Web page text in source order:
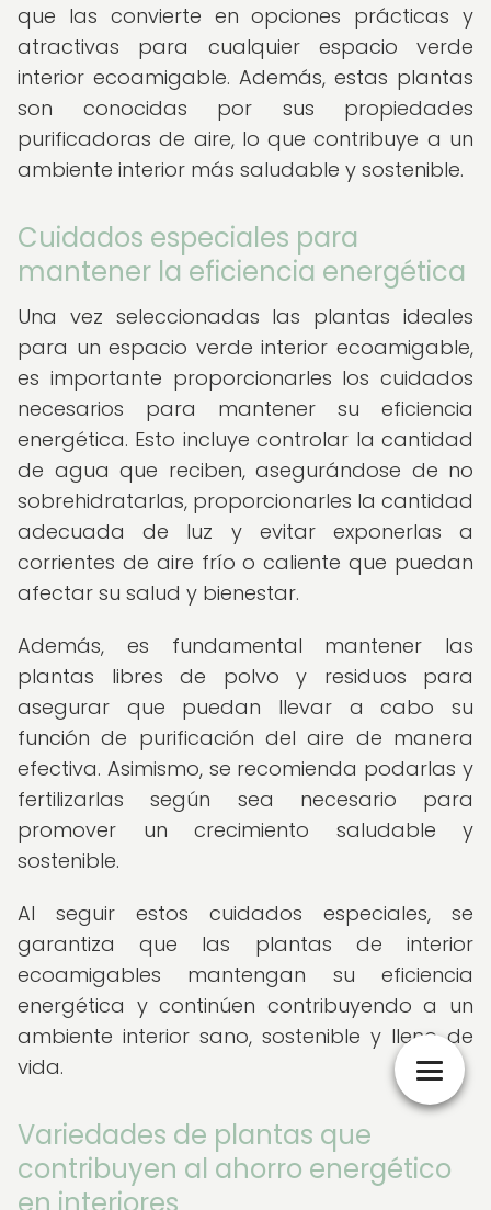
que las convierte en opciones prácticas y
atractivas para cualquier espacio verde
interior ecoamigable. Además, estas plantas
son conocidas por sus propiedades
purificadoras de aire, lo que contribuye a un
ambiente interior más saludable y sostenible.
Cuidados especiales para
mantener la eficiencia energética
Una vez seleccionadas las plantas ideales
para un espacio verde interior ecoamigable,
es importante proporcionarles los cuidados
necesarios para mantener su eficiencia
energética. Esto incluye controlar la cantidad
de agua que reciben, asegurándose de no
sobrehidratarlas, proporcionarles la cantidad
adecuada de luz y evitar exponerlas a
corrientes de aire frío o caliente que puedan
afectar su salud y bienestar.
Además, es fundamental mantener las
plantas libres de polvo y residuos para
asegurar que puedan llevar a cabo su
función de purificación del aire de manera
efectiva. Asimismo, se recomienda podarlas y
fertilizarlas según sea necesario para
promover un crecimiento saludable y
sostenible.
Al seguir estos cuidados especiales, se
garantiza que las plantas de interior
ecoamigables mantengan su eficiencia
energética y continúen contribuyendo a un
ambiente interior sano, sostenible y lleno de
vida.
Variedades de plantas que
contribuyen al ahorro energético